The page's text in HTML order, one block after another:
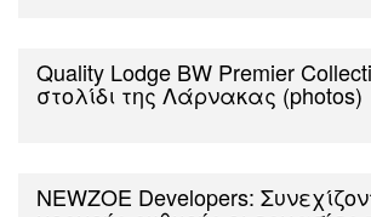
Quality Lodge BW Premier
στολίδι της Λάρνακας (photos)
NEWZOE Developers: